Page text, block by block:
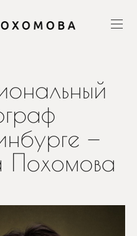
—
Похомова